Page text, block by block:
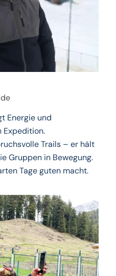
Energie und
Expedition.
Trails – er hält
Gruppen in Bewegung.
Tage guten macht.